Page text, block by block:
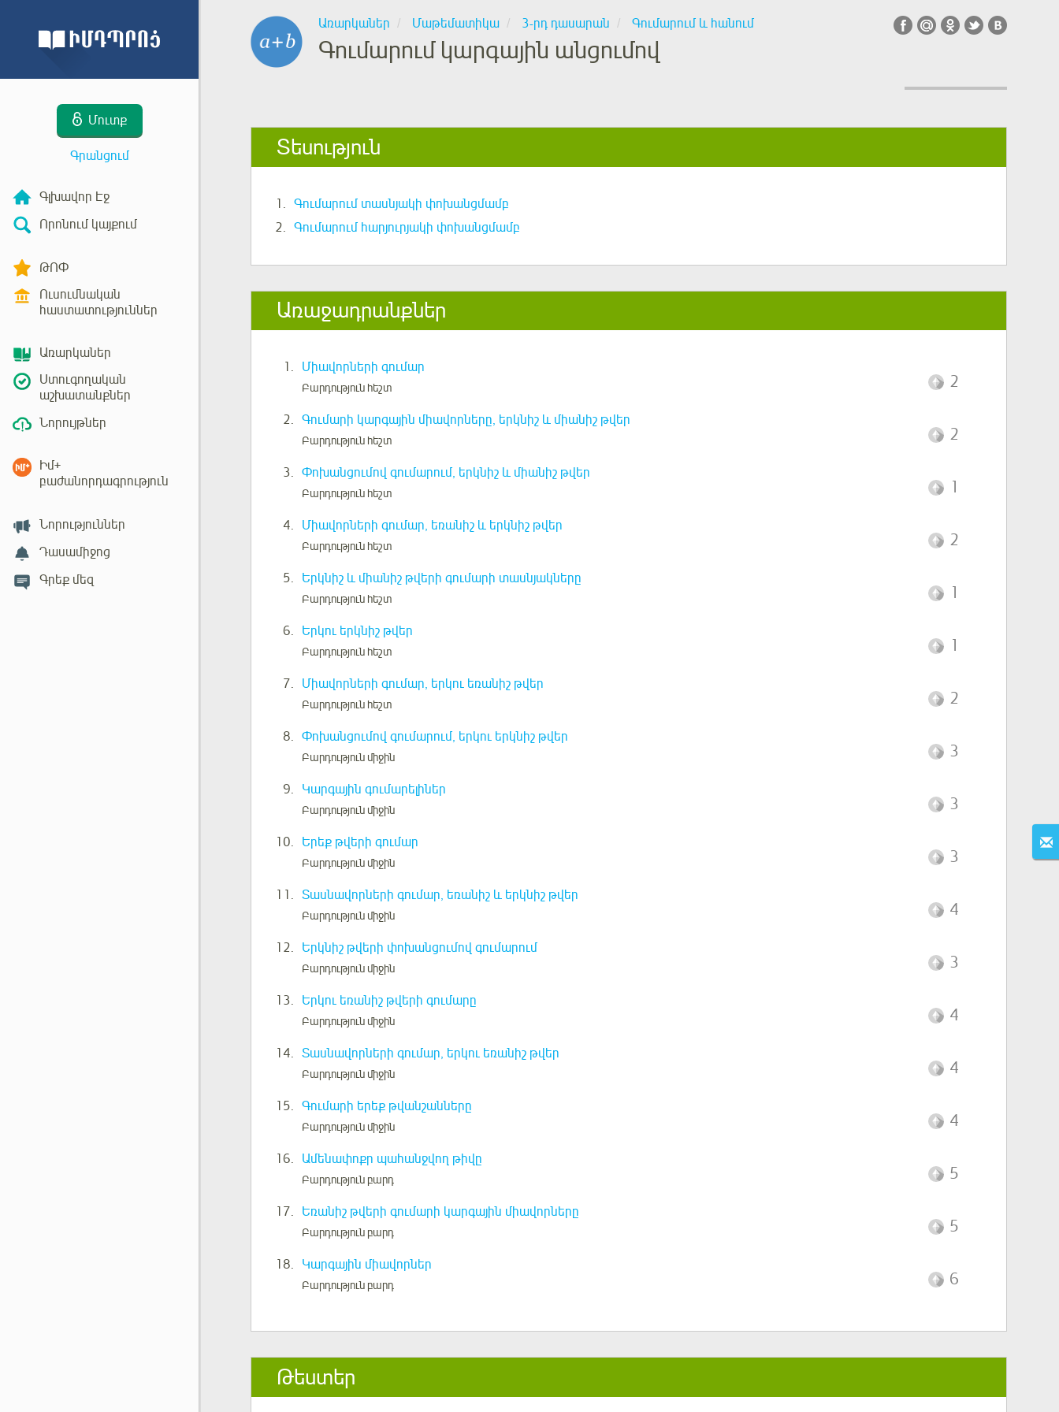
Մուտք
Գրանցում
Գլխավոր Էջ
Որոնում կայքում
ԹՈՓ
Ուսումնական
հաստատություններ
Առարկաներ
Ստուգողական
աշխատանքներ
Նորույթներ
Իմ+
բաժանորդագրություն
Նորություններ
Դասամիջոց
Գրեք մեզ
Առարկաներ Մաթեմատիկա 3-րդ դասարան Գումարում և հանում
Գումարում կարգային անցումով
Տեսություն
1. Գումարում տասնյակի փոխանցմամբ
2. Գումարում հարյուրյակի փոխանցմամբ
Առաջադրանքներ
1. Միավորների գումար
Բարդություն հեշտ 2
2. Գումարի կարգային միավորները, երկնիշ և միանիշ թվեր
Բարդություն հեշտ 2
3. Փոխանցումով գումարում, երկնիշ և միանիշ թվեր
Բարդություն հեշտ 1
4. Միավորների գումար, եռանիշ և երկնիշ թվեր
Բարդություն հեշտ 2
5. Երկնիշ և միանիշ թվերի գումարի տասնյակները
Բարդություն հեշտ 1
6. Երկու երկնիշ թվեր
Բարդություն հեշտ 1
7. Միավորների գումար, երկու եռանիշ թվեր
Բարդություն հեշտ 2
8. Փոխանցումով գումարում, երկու երկնիշ թվեր
Բարդություն միջին 3
9. Կարգային գումարելիներ
Բարդություն միջին 3
10. Երեք թվերի գումար
Բարդություն միջին 3
11. Տասնավորների գումար, եռանիշ և երկնիշ թվեր
Բարդություն միջին 4
12. Երկնիշ թվերի փոխանցումով գումարում
Բարդություն միջին 3
13. Երկու եռանիշ թվերի գումարը
Բարդություն միջին 4
14. Տասնավորների գումար, երկու եռանիշ թվեր
Բարդություն միջին 4
15. Գումարի երեք թվանշանները
Բարդություն միջին 4
16. Ամենափոքր պահանջվող թիվը
Բարդություն բարդ 5
17. Եռանիշ թվերի գումարի կարգային միավորները
Բարդություն բարդ 5
18. Կարգային միավորներ
Բարդություն բարդ 6
Թեստեր